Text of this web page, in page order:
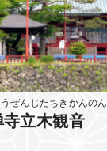
ぜんじたちきかんのん
寺立木観音